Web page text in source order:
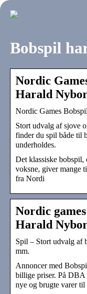
Bobspil
Nordic
Harald
Nordic Games
Stort udvalg af sjove
finder du spil både til
underholdes.
Det klassiske
voksne, giver mange
fra Nordi
Nordic
Harald
Spil – Stort udvalg af
mm.
Annoncer med
billige priser. På DBA
nye og brugte varer til